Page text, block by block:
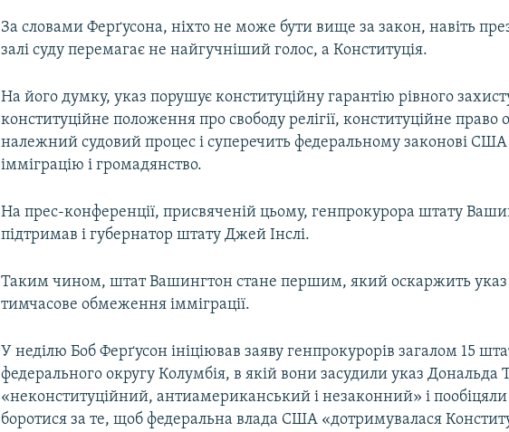
За словами Ферґусона, ніхто не може бути вище за закон, навіть
залі суду перемагає не найгучніший голос, а Конституція.
На його думку, указ порушує конституційну гарантію рівного
конституційне положення про свободу релігії, конституційне право
належний судовий процес і суперечить федеральному законові
імміграцію і громадянство.
На прес-конференції, присвяченій цьому, генпрокурора штату
підтримав і губернатор штату Джей Інслі.
Таким чином, штат Вашингтон стане першим, який оскаржить указ
тимчасове обмеження імміграції.
У неділю Боб Ферґусон ініціював заяву генпрокурорів загалом 15
федерального округу Колумбія, в якій вони засудили указ Дональда
«неконституційний, антиамериканський і незаконний» і пообіцяли
боротися за те, щоб федеральна влада США «дотримувалася